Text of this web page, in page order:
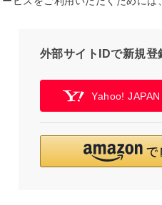
外部サイトIDで新規登
Yahoo!